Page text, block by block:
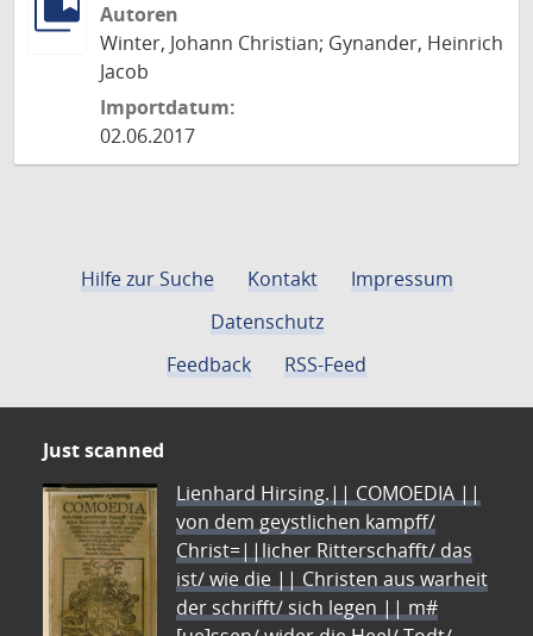
Autoren
Winter, Johann Christian; Gynander, Heinrich
Jacob
Importdatum:
02.06.2017
Hilfe zur Suche Kontakt
Impressum
Datenschutz
Feedback
RSS-Feed
Just scanned
Lienhard Hirsing.|| COMOEDIA ||
von dem geystlichen kampff/
Christ=||licher Ritterschafft/ das
ist/ wie die || Christen aus warheit
der schrifft/ sich legen || m#